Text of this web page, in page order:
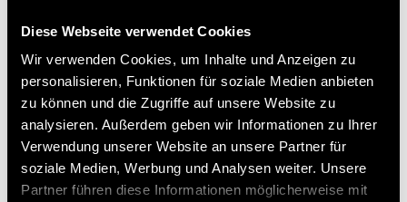
Diese Webseite verwendet Cookies
Wir verwenden Cookies, um Inhalte und Anzeigen zu
personalisieren, Funktionen für soziale Medien anbieten
zu können und die Zugriffe auf unsere Website zu
analysieren. Außerdem geben wir Informationen zu Ihrer
Verwendung unserer Website an unsere Partner für
soziale Medien, Werbung und Analysen weiter. Unsere
Partner führen diese Informationen möglicherweise mit
Kritik
Ähnliche Artikel